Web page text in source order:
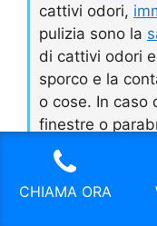
cattivi odori,
pulizia sono la
di cattivi odori
sporco e la
o cose. In caso
finestre o
essere la
possono venire
per ottenere la
utilizzando
CHIAMA ORA